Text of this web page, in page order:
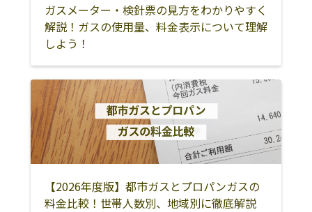
ガスメーター・検針票の見方をわかりやすく
解説！ガスの使用量、料金表示について理解
しよう！
【2026年度版】都市ガスとプロパンガスの
料金比較！世帯人数別、地域別に徹底解説